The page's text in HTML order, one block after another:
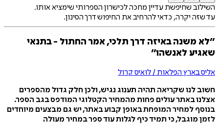
השילוב שחיפשת עדיין מחכה לכישרון הספרותי שימציא אותו.
עד שזה יקרה, כדאי להרחיב את החיפוש דרך הסינון.
״לא משנה באיזה דרך תלכי, אמר החתול - בתנאי
שאגיע לאנשהו״
אליס בארץ הפלאות / לואיס קרול
חשוב לנו שקריאה תהיה תענוג נגיש, ולכן חלק גדול מהספרים
אצלנו באתר עולים פחות מהמחיר הקטלוגי המודפס בגב הספר.
בנוסף למחיר המופחת באופן קבוע באתר, יש גם מבצעים מיוחדים
לזמן מוגבל, כי תמיד כיף לגלות עוד ספר במחיר מעולה